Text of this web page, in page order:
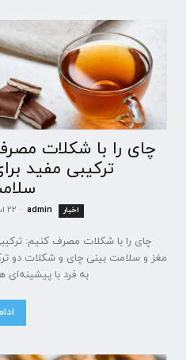
چای را با شکلات
ترکیبی مفید
اخبار admin
- ۲۲ اسفند ۱۴۰۳
چای را با شکلات مصرف کنیم:
مغز و سلامت بینی چای و شکلات دو
به فرد با پیشینه‌ای